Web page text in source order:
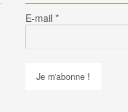
E-mail *